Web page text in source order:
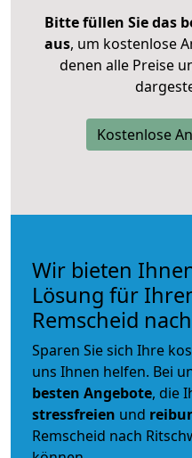
Bitte füllen Sie das
aus, um kostenlose
denen alle Preise
Kostenlose
Wir bieten
Lösung für
Remscheid
Sparen Sie sich Ihre
uns Ihnen helfen. Bei
besten Angebote, die
stressfreien und
Remscheid nach